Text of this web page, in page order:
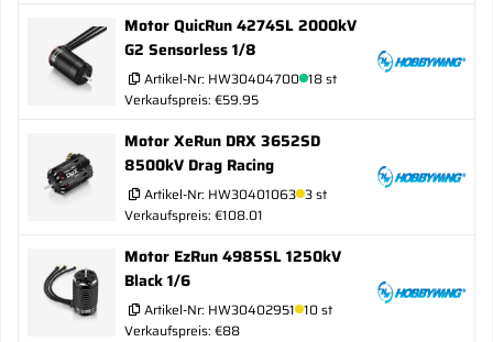
Motor QuicRun 4274SL 2000kV
G2 Sensorless 1/8
Artikel-Nr: HW30404700 18 st
Verkaufspreis: €59.95
Motor XeRun DRX 3652SD
8500kV Drag Racing
Artikel-Nr: HW30401063 3 st
Verkaufspreis: €108.01
Motor EzRun 4985SL 1250kV
Black 1/6
Artikel-Nr: HW30402951 10 st
Verkaufspreis: €88